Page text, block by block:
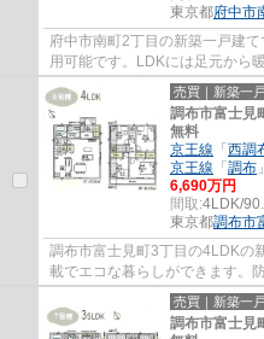
東京都府中市
府中市南町2丁目の新築一戸建
用可能です。LDKには足元から
ゼットがあり衣類の収納に便利
売買｜新築一
調布市富士
無料
京王線 「 西調
京王線 「 調布
6,690万円
間取:4LDK/
東京都調布市
調布市富士見町3丁目の4LDKの
載でエコな暮らしができます。
あります。調布市でお住まいを
売買｜新築一
調布市富士